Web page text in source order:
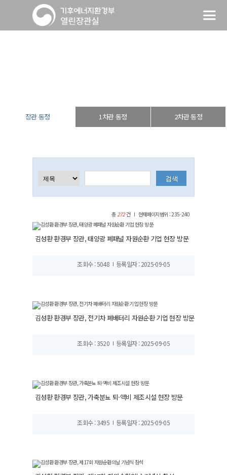
장관 동정 1차관 동정 2차관 동정
총272건 현재페이지범위 : 235-240
김성환 환경부 장관, 태양광 폐패널 자원순환 기업 현장 방문
조회수 : 5048 등록일자 : 2025-09-05
김성환 환경부 장관, 전기차 폐배터리 자원순환 기업 현장 방문
조회수 : 3520 등록일자 : 2025-09-05
김성환 환경부 장관, 가축분뇨 퇴·액비 제조시설 현장 방문
조회수 : 3495 등록일자 : 2025-09-05